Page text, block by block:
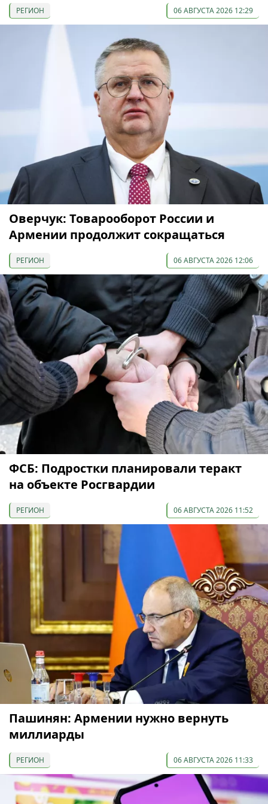
РЕГИОН 06 АВГУСТА 2026 12:29
Оверчук: Товарооборот России и
Армении продолжит сокращаться
РЕГИОН 06 АВГУСТА 2026 12:06
ФСБ: Подростки планировали теракт
на объекте Росгвардии
РЕГИОН 06 АВГУСТА 2026 11:52
Пашинян: Армении нужно вернуть
миллиарды
РЕГИОН 06 АВГУСТА 2026 11:33